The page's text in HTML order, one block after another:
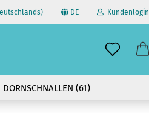
DE Kundenlogin
DORNSCHNALLEN (61)